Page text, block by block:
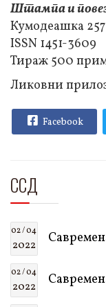
Штампа и
Кумодеашка 257
ISSN 1451-3609
Тираж 500
Ликовни
Facebook
ССД
02 / 04
2022
02 / 04
2022